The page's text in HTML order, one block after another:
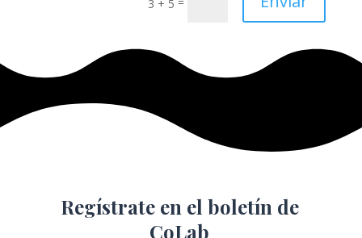
3 + 5
Regístrate en el boletín de
CoLab